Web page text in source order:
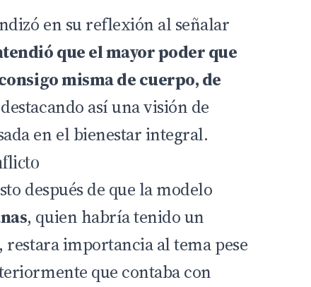
en su reflexión al señalar
que el mayor poder que
misma de cuerpo, de
así una visión de
en el bienestar integral.
después de que la modelo
, quien habría tenido un
importancia al tema pese
que contaba con